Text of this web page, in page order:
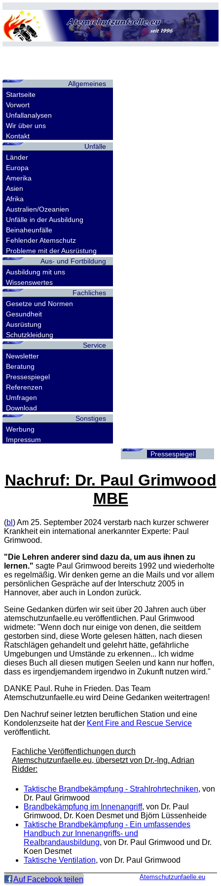
Allgemeines
Startseite
Vorwort
Unfallanalysen
Wir über uns
Kontakt
Unfälle
Länder
Europa
Amerika
Asien
Afrika
Australien/Ozeanien
Unfälle in der Ausbildung
Beinaheunfälle
Fehlender Atemschutz
Probleme mit der Ausrüstung
Aus- und Fortbildung
Ausbildung mit uns
Wissenswertes
Fachliches
Gesetze und Normen
Gesundheit
Ausrüstung
Schutzkleidung
Service
Newsletter
Beratung
Pressespiegel
Referenzen
Umfragen
Download
Sonstiges
Werbung
Impressum
Pressespiegel
Nachruf: Dr. Paul Grimwood
MBE
(bl ) Am 25. September 2024 verstarb nach kurzer schwerer
Krankheit ein international anerkannter Experte: Paul
Grimwood.
"Die Lehren anderer sind dazu da, um aus ihnen zu
lernen." sagte Paul Grimwood bereits 1992 und wiederholte
es regelmäßig. Wir denken gerne an die Mails und vor allem
persönlichen Gespräche auf der Interschutz 2005 in
Hannover, aber auch in London zurück.
Seine Gedanken dürfen wir seit über 20 Jahren auch über
atemschutzunfaelle.eu veröffentlichen. Paul Grimwood
widmete: "Wenn doch nur einige von denen, die seitdem
gestorben sind, diese Worte gelesen hätten, nach diesen
Ratschlägen gehandelt und gelehrt hätte, gefährliche
Umgebungen und Umstände zu erkennen... Ich widme
dieses Buch all diesen mutigen Seelen und kann nur hoffen,
dass es irgendjemandem irgendwo in Zukunft nutzen wird."
DANKE Paul. Ruhe in Frieden. Das Team
Atemschutzunfaelle.eu wird Deine Gedanken weitertragen!
Den Nachruf seiner letzten beruflichen Station und eine
Kondolenzseite hat der Kent Fire and Rescue Service
veröffentlicht.
Fachliche Veröffentlichungen durch
Atemschutzunfaelle.eu, übersetzt von Dr.-Ing. Adrian
Ridder:
Taktische Brandbekämpfung - Strahlrohrtechniken, von
Dr. Paul Grimwood
Brandbekämpfung im Innenangriff, von Dr. Paul
Grimwood, Dr. Koen Desmet und Björn Lüssenheide
Taktische Brandbekämpfung - Ein umfassendes
Handbuch zur Innenangriffs- und
Realbrandausbildung, von Dr. Paul Grimwood und Dr.
Koen Desmet
Taktische Ventilation, von Dr. Paul Grimwood
Auf Facebook teilen Atemschutzunfaelle.eu